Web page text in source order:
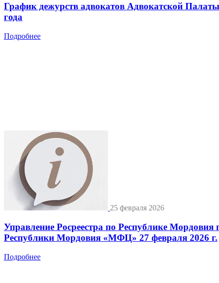
График дежурств адвокатов Адвокатской
года
Подробнее
25 февраля 2026
Управление Росреестра по Республике
Республики Мордовия «МФЦ» 27 февраля 2026 г.
Подробнее